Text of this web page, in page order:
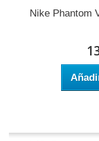
Nike Phantom